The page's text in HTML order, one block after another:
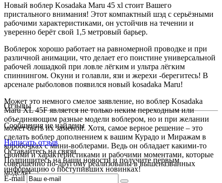
Новый воблер Kosadaka Maru 45 xl стоит Вашего
пристального внимания! Этот компактный шэд с серьёзными
рабочими характеристиками, он устойчив на течении и
уверенно берёт свой 1,5 метровый барьер.
Воблерок хорошо работает на равномерной проводке и при
различной анимации, что делает его поистине универсальной
рабочей лошадкой при ловле лёгким и ультра лёгким
спиннингом. Окуни и голавли, язи и жерехи -берегитесь! В
арсенале рыболовов появился новый kosadaka Maru!
Может это немного смелое заявление, но воблер Kosadaka
Maru XL 45F является не только неким переходным или
объединяющим разные модели воблером, но и при желании
может быть их заменой. Хотя, самое верное решение – это
сделать воблер дополнением к вашим Курадо и Миражам в
коробочках с мини-воблерами. Ведь он обладает какими-то
своими и характеристиками и рабочими моментами, которые
совершенно по-другому реализованы в вышеназванных
моделях.
Отзывы
Сообщения не найдены
Написать отзыв
Оставайтесь на связи
Подпишитесь на наши новости и получите первым
информацию о поступивших новинках!
E-mail